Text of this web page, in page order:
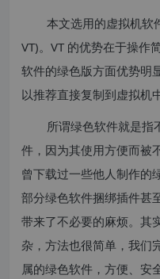
本文选用的虚拟机软
VT)。VT 的优势在于操作
软件的绿色版方面优势明
以推荐直接复制到虚拟机
所谓绿色软件就是指
件，因为其使用方便而被
曾下载过一些他人制作的
部分绿色软件捆绑插件甚
带来了不必要的麻烦。其
杂，方法也很简单，我们
属的绿色软件，方便、安